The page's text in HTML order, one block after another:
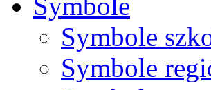
Symbole
Symbole